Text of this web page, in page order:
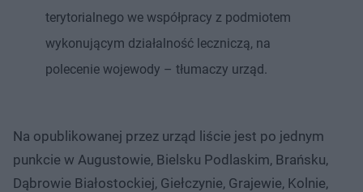
terytorialnego we współpracy z podmiotem
wykonującym działalność leczniczą, na
polecenie wojewody – tłumaczy urząd.
Na opublikowanej przez urząd liście jest po jednym
punkcie w Augustowie, Bielsku Podlaskim, Brańsku,
Dąbrowie Białostockiej, Giełczynie, Grajewie, Kolnie,